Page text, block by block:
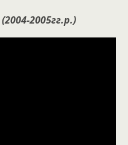
2005гг.р.)